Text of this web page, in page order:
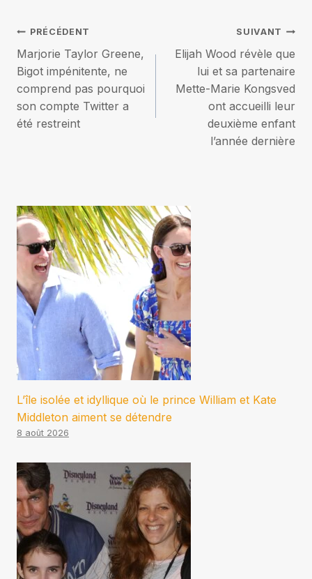
Navigation
de
l’article
PRÉCÉDENT
Marjorie Taylor Greene,
Bigot impénitente, ne
comprend pas pourquoi
son compte Twitter a
été restreint
SUIVANT
Elijah Wood révèle que
lui et sa partenaire
Mette-Marie Kongsved
ont accueilli leur
deuxième enfant
l’année dernière
L’île isolée et idyllique où le prince William et Kate
Middleton aiment se détendre
8 août 2026